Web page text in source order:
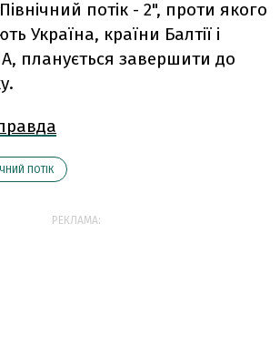
потік - 2", проти якого
Україна, країни Балтії і
планується завершити до
ПОТІК
РЕКЛАМА: